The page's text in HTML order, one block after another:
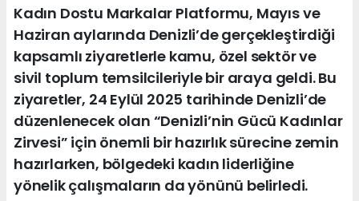
Kadın Dostu Markalar Platformu, Mayıs ve
Haziran aylarında Denizli’de gerçekleştirdiği
kapsamlı ziyaretlerle kamu, özel sektör ve
sivil toplum temsilcileriyle bir araya geldi. Bu
ziyaretler, 24 Eylül 2025 tarihinde Denizli’de
düzenlenecek olan “Denizli’nin Gücü Kadınlar
Zirvesi” için önemli bir hazırlık sürecine zemin
hazırlarken, bölgedeki kadın liderliğine
yönelik çalışmaların da yönünü belirledi.